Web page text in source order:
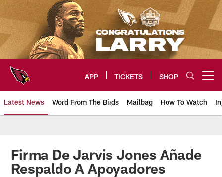
Skip
to
main
content
APP TICKETS SHOP
Latest News Word From The Birds Mailbag How To Watch
Arizona Cardinals Home: The
Firma De Jarvis Jones Añade
Respaldo A Apoyadores